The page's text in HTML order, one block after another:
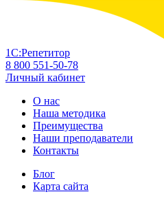
1С:Репетитор
8 800 551-50-78
Личный кабинет
О нас
Наша методика
Преимущества
Наши преподаватели
Контакты
Блог
Карта сайта